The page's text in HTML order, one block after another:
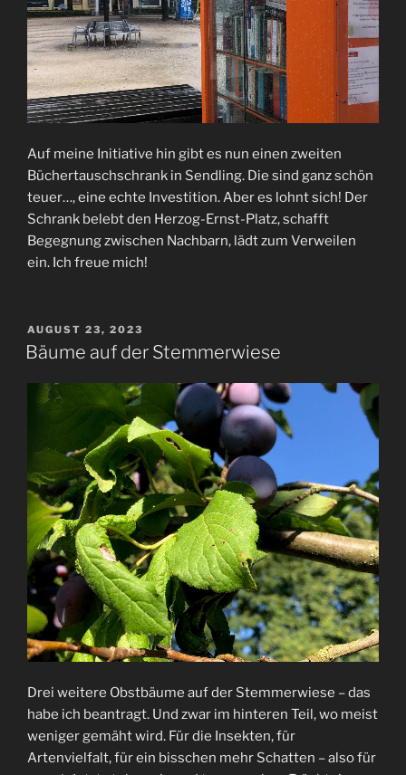
Auf meine Initiative hin gibt es nun einen zweiten
Büchertauschschrank in Sendling. Die sind ganz schön
teuer…, eine echte Investition. Aber es lohnt sich! Der
Schrank belebt den Herzog-Ernst-Platz, schafft
Begegnung zwischen Nachbarn, lädt zum Verweilen
ein. Ich freue mich!
VERÖFFENTLICHT
AM
AUGUST 23, 2023
Bäume auf der Stemmerwiese
Drei weitere Obstbäume auf der Stemmerwiese – das
habe ich beantragt. Und zwar im hinteren Teil, wo meist
weniger gemäht wird. Für die Insekten, für
Artenvielfalt, für ein bisschen mehr Schatten – also für